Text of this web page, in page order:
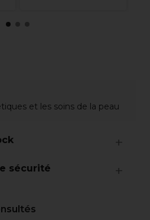
et les soins de la peau
sécurité